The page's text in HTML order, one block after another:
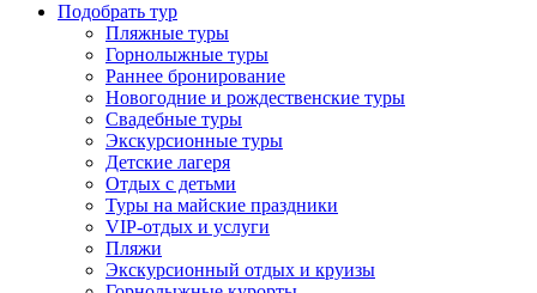
Подобрать тур
Пляжные туры
Горнолыжные туры
Раннее бронирование
Новогодние и рождественские туры
Свадебные туры
Экскурсионные туры
Детские лагеря
Отдых с детьми
Туры на майские праздники
VIP-отдых и услуги
Пляжи
Экскурсионный отдых и круизы